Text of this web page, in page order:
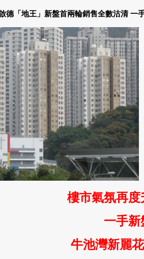
德「地王」新盤首兩輪銷售全數沽清 一
樓市氣氛再
一手新
牛池灣新麗